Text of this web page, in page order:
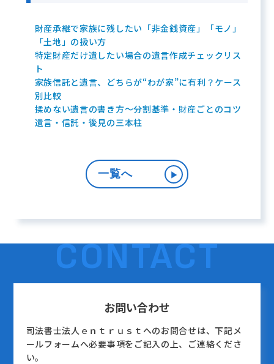
財産承継で家族に残したい「非金銭資産」「モノ」
「土地」の扱い方
特定財産だけ遺したい場合の遺言作成チェックリス
ト
家族信託と遺言、どちらが“わが家”に有利？ケース
別比較
揉めない遺言の書き方～分割基準・財産ごとのコツ
遺言・信託・後見の三本柱
一覧へ ▶︎
CONTACT
お問い合わせ
司法書士法人ｅｎｔｒｕｓｔへのお問合せは、下記メ
ールフォームへ必要事項をご記入の上、ご連絡くださ
い。